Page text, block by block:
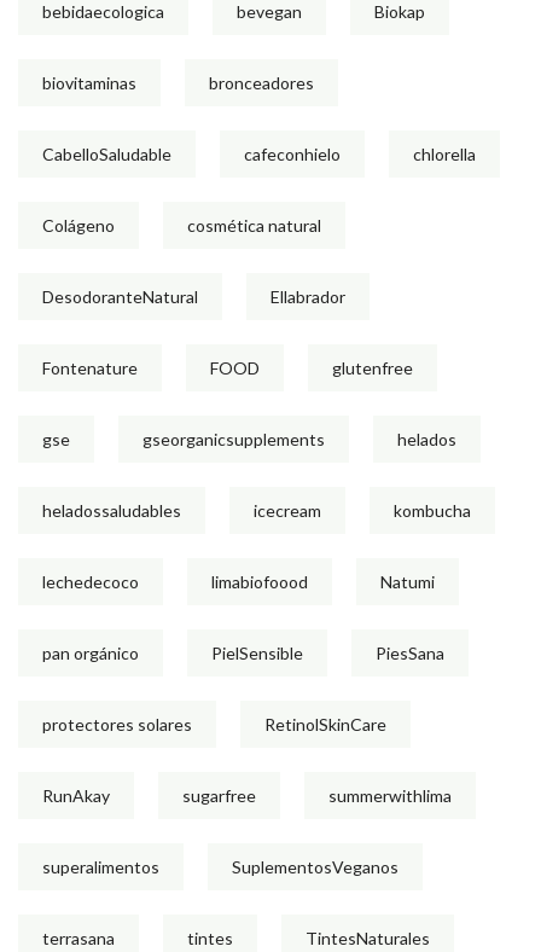
bebidaecologica bevegan Biokap
biovitaminas bronceadores
CabelloSaludable cafeconhielo chlorella
Colágeno cosmética natural
DesodoranteNatural Ellabrador
Fontenature FOOD glutenfree
gse gseorganicsupplements helados
heladossaludables icecream kombucha
lechedecoco limabiofoood Natumi
pan orgánico PielSensible PiesSana
protectores solares RetinolSkinCare
RunAkay sugarfree summerwithlima
superalimentos SuplementosVeganos
terrasana tintes TintesNaturales